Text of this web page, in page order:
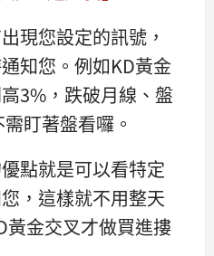
現您設定的訊號，
知您。例如KD黃金
3%，跌破月線、盤
盯著盤看囉。
點就是可以看特定
，這樣就不用整天
黃金交叉才做買進摟